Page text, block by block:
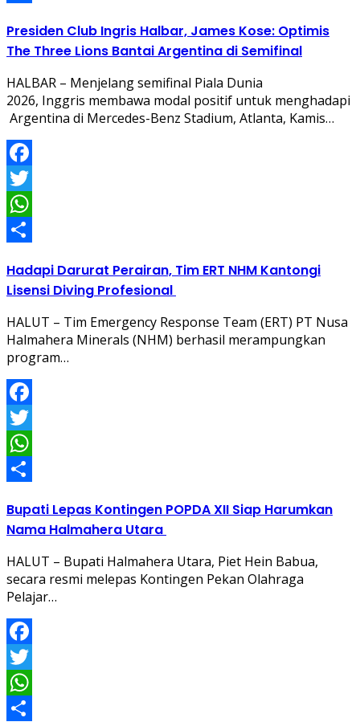
Presiden Club Ingris Halbar, James Kose: Optimis
The Three Lions Bantai Argentina di Semifinal
HALBAR – Menjelang semifinal Piala Dunia
2026, Inggris membawa modal positif untuk menghadapi
Argentina di Mercedes-Benz Stadium, Atlanta, Kamis…
Facebook
Twitter
WhatsApp
Hadapi Darurat Perairan, Tim ERT NHM Kantongi
Lisensi Diving Profesional
HALUT – Tim Emergency Response Team (ERT) PT Nusa
Halmahera Minerals (NHM) berhasil merampungkan
program…
Facebook
Twitter
WhatsApp
Bupati Lepas Kontingen POPDA XII Siap Harumkan
Nama Halmahera Utara
HALUT – Bupati Halmahera Utara, Piet Hein Babua,
secara resmi melepas Kontingen Pekan Olahraga
Pelajar…
Facebook
Twitter
WhatsApp